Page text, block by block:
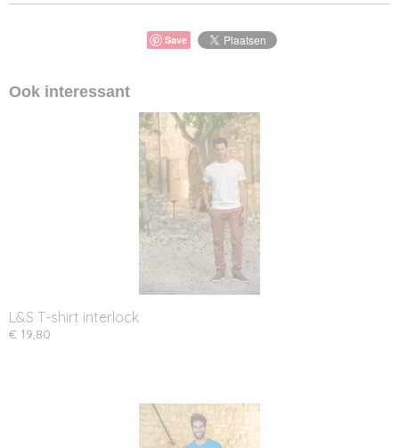
Save
Ook interessant
L&S T-shirt interlock
€ 19,80